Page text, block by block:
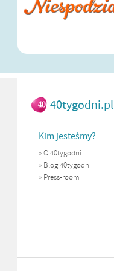
40tygodni.pl
Kim jesteśmy?
»O 40tygodni
» Blog 40tygodni
» Press-room